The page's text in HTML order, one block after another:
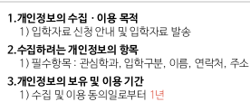
1.개인정보의 수집ㆍ이용 목적
1) 입학자료 신청 안내 및 입학자료 발송
2.수집하려는 개인정보의 항목
1) 필수항목 : 관심학과, 입학구분, 이름, 연락처, 주소
3.개인정보의 보유 및 이용 기간
1) 수집 및 이용 동의일로부터 1년